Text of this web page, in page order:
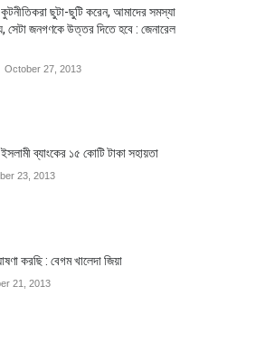
ছুটা-ছুটি করেন, আমাদের সমস্যা
সেটা জনগণকে উত্তর দিতে হবে : জেনারেল
October 27, 2013
ইসলামী ব্যাংকের ১৫ কোটি টাকা সহায়তা
23, 2013
করছি : বেগম খালেদা জিয়া
21, 2013